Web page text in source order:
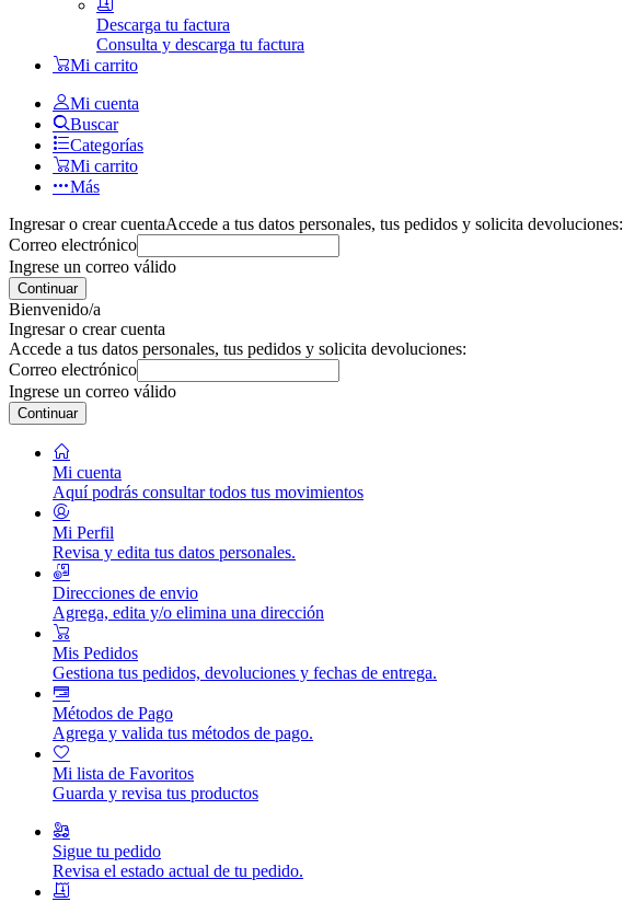
Descarga tu factura
Consulta y descarga tu factura
Mi carrito
Mi cuenta
Buscar
Categorías
Mi carrito
Más
Ingresar o crear cuentaAccede a tus datos personales, tus pedidos y solicita devoluciones:
Correo electrónico
Ingrese un correo válido
Continuar
Bienvenido/a
Ingresar o crear cuenta
Accede a tus datos personales, tus pedidos y solicita devoluciones:
Correo electrónico
Ingrese un correo válido
Continuar
Mi cuenta
Aquí podrás consultar todos tus movimientos
Mi Perfil
Revisa y edita tus datos personales.
Direcciones de envio
Agrega, edita y/o elimina una dirección
Mis Pedidos
Gestiona tus pedidos, devoluciones y fechas de entrega.
Métodos de Pago
Agrega y valida tus métodos de pago.
Mi lista de Favoritos
Guarda y revisa tus productos
Sigue tu pedido
Revisa el estado actual de tu pedido.